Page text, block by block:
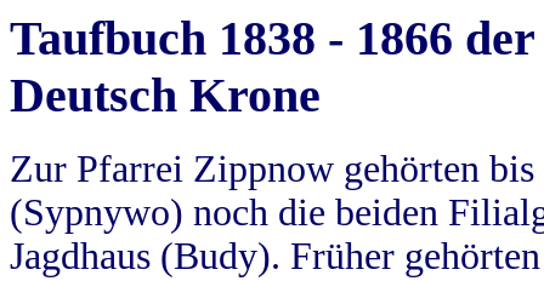
Taufbuch 1838 - 1866
Deutsch Krone
Zur Pfarrei Zippnow gehörten
(Sypnywo) noch die beiden
Jagdhaus (Budy). Früher